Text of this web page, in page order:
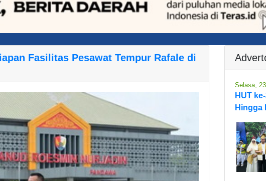
Fasilitas Pesawat Tempur Rafale di
Selasa,
HUT
Hingga